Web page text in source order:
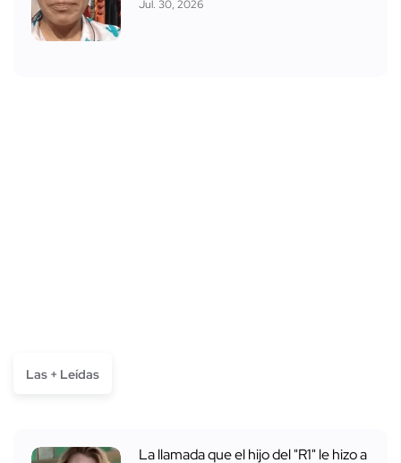
Jul. 30, 2026
Las + Leídas
La llamada que el hijo del "R1" le hizo a